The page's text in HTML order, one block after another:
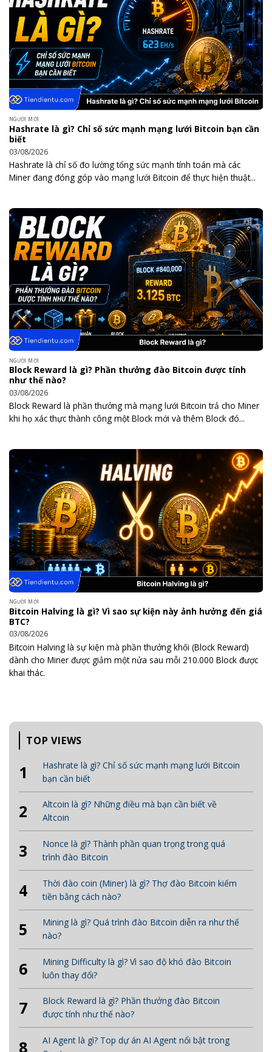
NGƯỜI MỚI
Hashrate là gì? Chỉ số sức mạnh mạng lưới Bitcoin bạn cần
biết
03/08/2026
Hashrate là chỉ số đo lường tổng sức mạnh tính toán mà các
Miner đang đóng góp vào mạng lưới Bitcoin để thực hiện thuật...
NGƯỜI MỚI
Block Reward là gì? Phần thưởng đào Bitcoin được tính
như thế nào?
03/08/2026
Block Reward là phần thưởng mà mạng lưới Bitcoin trả cho Miner
khi họ xác thực thành công một Block mới và thêm Block đó...
NGƯỜI MỚI
Bitcoin Halving là gì? Vì sao sự kiện này ảnh hưởng đến giá
BTC?
03/08/2026
Bitcoin Halving là sự kiện mà phần thưởng khối (Block Reward)
dành cho Miner được giảm một nửa sau mỗi 210.000 Block được
khai thác.
TOP VIEWS
1
Hashrate là gì? Chỉ số sức mạnh mạng lưới Bitcoin
bạn cần biết
2
Altcoin là gì? Những điều mà bạn cần biết về
Altcoin
3
Nonce là gì? Thành phần quan trọng trong quá
trình đào Bitcoin
4
Thời đào coin (Miner) là gì? Thợ đào Bitcoin kiếm
tiền bằng cách nào?
5
Mining là gì? Quá trình đào Bitcoin diễn ra như thế
nào?
6
Mining Difficulty là gì? Vì sao độ khó đào Bitcoin
luôn thay đổi?
7
Block Reward là gì? Phần thưởng đào Bitcoin
được tính như thế nào?
8
AI Agent là gì? Top dự án AI Agent nổi bật trong